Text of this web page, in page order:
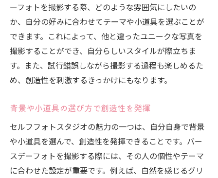
れ方
撮影前の準備でスムーズな進行を確保
写真の編集でより一層の魅力を引き出す
アルバムとして残すための写真選び
自由なテーマで楽しむセルフフォトスタジオの
テーマ選びで誕生日の思い出を鮮やかに
カラーコーディネートで統一感を演出
セルフフォトスタジオでの季節感を楽しむ
個性が光るユニークなプロップスの活用
セルフフォトスタジオでのDIYデコレーショ
ーフォトを撮影する際、どのような雰囲気にしたいの
か、自分の好みに合わせてテーマや小道具を選ぶことが
できます。これによって、他と違ったユニークな写真を
撮影することができ、自分らしいスタイルが際立ちま
す。また、試行錯誤しながら撮影する過程も楽しめるた
め、創造性を刺激するきっかけにもなります。
背景や小道具の選び方で創造性を発揮
セルフフォトスタジオの魅力の一つは、自分自身で背景
や小道具を選んで、創造性を発揮できることです。バー
スデーフォトを撮影する際には、その人の個性やテーマ
に合わせた設定が重要です。例えば、自然を感じるグリ